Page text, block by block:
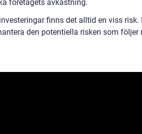
företagets avkastning.
finns det alltid en viss risk.
den potentiella risken som följer